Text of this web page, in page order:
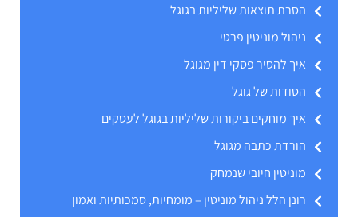
הסרת תוצאות שליליות בגוגל
ניהול מוניטין פרטי
איך להסיר פסקי דין מגוגל
הסודות של גוגל
איך מוחקים ביקורות שליליות בגוגל לעסקים
הורדת כתבה מגוגל
מוניטין חיובי שנמחק
רונן הלל ניהול מוניטין – מומחיות, סמכותיות ואמון